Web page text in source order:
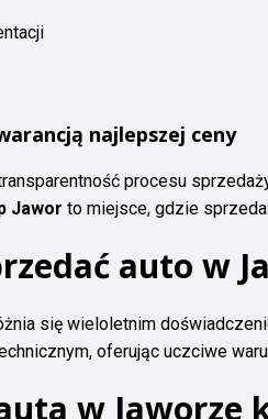
najlepszej ceny
procesu
Jawor to miejsce, gdzie
auto w
się wieloletnim
oferując uczciwe
w Jaworze